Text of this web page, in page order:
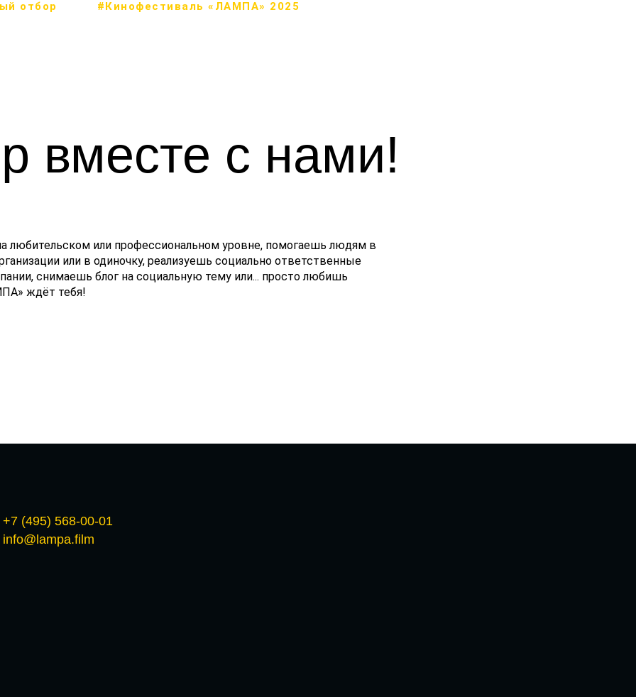
отбор #Кинофестиваль «ЛАМПА» 2025
вместе с нами!
любительском или профессиональном уровне, помогаешь людям в
или в одиночку, реализуешь социально ответственные
снимаешь блог на социальную тему или... просто любишь
ждёт тебя!
+7 (495) 568-00-01
info@lampa.film